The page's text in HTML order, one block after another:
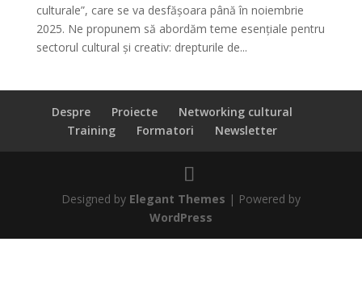
culturale”, care se va desfășoara până în noiembrie
2025. Ne propunem să abordăm teme esențiale pentru
sectorul cultural și creativ: drepturile de...
Despre Proiecte
Networking cultural
Training
Formatori Newsletter
Designed by Elegant Themes | Powered by
WordPress